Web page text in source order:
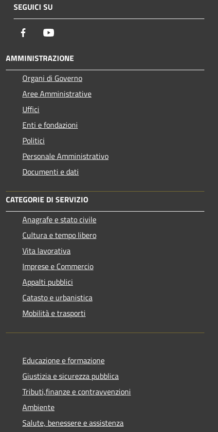
SEGUICI SU
Facebook
AMMINISTRAZIONE
Organi di Governo
Aree Amministrative
Uffici
Enti e fondazioni
Politici
Personale Amministrativo
Documenti e dati
CATEGORIE DI SERVIZIO
Anagrafe e stato civile
Cultura e tempo libero
Vita lavorativa
Imprese e Commercio
Appalti pubblici
Catasto e urbanistica
Mobilità e trasporti
Educazione e formazione
Giustizia e sicurezza pubblica
Tributi,finanze e contravvenzioni
Ambiente
Salute, benessere e assistenza